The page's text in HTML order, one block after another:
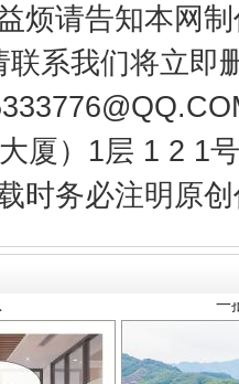
烦请告知本网
联系我们将立即
厦）1层 1 2 1
时务必注明原